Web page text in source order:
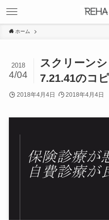
ホーム
スクリーン
7.21.41のコ
2018
4/04
2018年4月4日 2018年4月4日